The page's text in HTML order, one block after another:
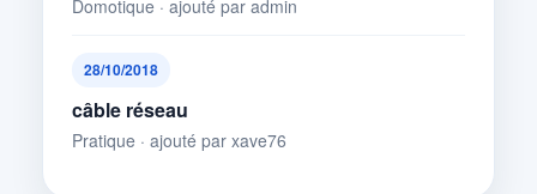
Domotique · ajouté par admin
28/10/2018
câble réseau
Pratique · ajouté par xave76